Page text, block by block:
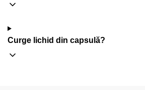
Curge lichid din capsulă?